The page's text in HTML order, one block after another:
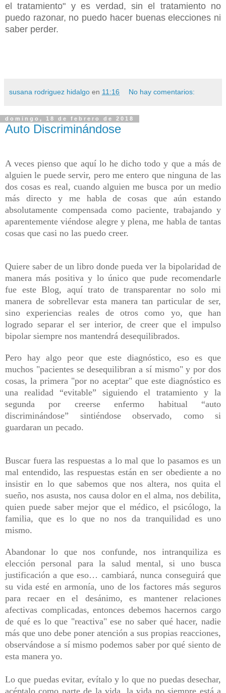
el tratamiento" y es verdad, sin el tratamiento no
puedo razonar, no puedo hacer buenas elecciones ni
saber perder.
susana rodriguez hidalgo en 11:16 No hay comentarios:
domingo, 18 de febrero de 2018
Auto Discriminándose
A veces pienso que aquí lo he dicho todo y que a más de
alguien le puede servir, pero me entero que ninguna de las
dos cosas es real, cuando alguien me busca por un medio
más directo y me habla de cosas que aún estando
absolutamente compensada como paciente, trabajando y
aparentemente viéndose alegre y plena, me habla de tantas
cosas que casi no las puedo creer.
Quiere saber de un libro donde pueda ver la bipolaridad de
manera más positiva y lo único que pude recomendarle
fue este Blog, aquí trato de transparentar no solo mi
manera de sobrellevar esta manera tan particular de ser,
sino experiencias reales de otros como yo, que han
logrado separar el ser interior, de creer que el impulso
bipolar siempre nos mantendrá desequilibrados.
Pero hay algo peor que este diagnóstico, eso es que
muchos "pacientes se desequilibran a sí mismo" y por dos
cosas, la primera "por no aceptar" que este diagnóstico es
una realidad “evitable” siguiendo el tratamiento y la
segunda por creerse enfermo habitual “auto
discriminándose” sintiéndose observado, como si
guardaran un pecado.
Buscar fuera las respuestas a lo mal que lo pasamos es un
mal entendido, las respuestas están en ser obediente a no
insistir en lo que sabemos que nos altera, nos quita el
sueño, nos asusta, nos causa dolor en el alma, nos debilita,
quien puede saber mejor que el médico, el psicólogo, la
familia, que es lo que no nos da tranquilidad es uno
mismo.
Abandonar lo que nos confunde, nos intranquiliza es
elección personal para la salud mental, si uno busca
justificación a que eso… cambiará, nunca conseguirá que
su vida esté en armonía, uno de los factores más seguros
para recaer en el desánimo, es mantener relaciones
afectivas complicadas, entonces debemos hacernos cargo
de qué es lo que "reactiva" ese no saber qué hacer, nadie
más que uno debe poner atención a sus propias reacciones,
observándose a sí mismo podemos saber por qué siento de
esta manera yo.
Lo que puedas evitar, evítalo y lo que no puedas desechar,